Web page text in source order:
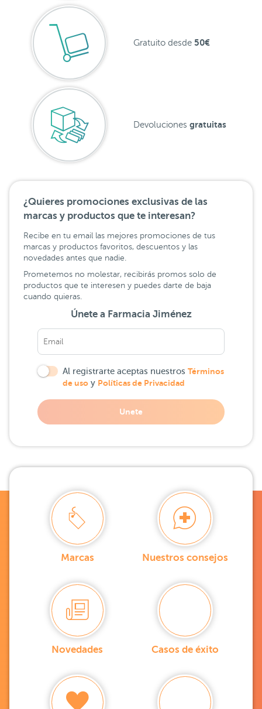
Gratuito desde 50€
Devoluciones gratuitas
¿Quieres promociones exclusivas de las
marcas y productos que te interesan?
Recibe en tu email las mejores promociones de tus
marcas y productos favoritos, descuentos y las
novedades antes que nadie.
Prometemos no molestar, recibirás promos solo de
productos que te interesen y puedes darte de baja
cuando quieras.
Únete a Farmacia Jiménez
Al registrarte aceptas nuestros Términos
de uso y Políticas de Privacidad
Unete
Marcas Nuestros consejos
Novedades Casos de éxito